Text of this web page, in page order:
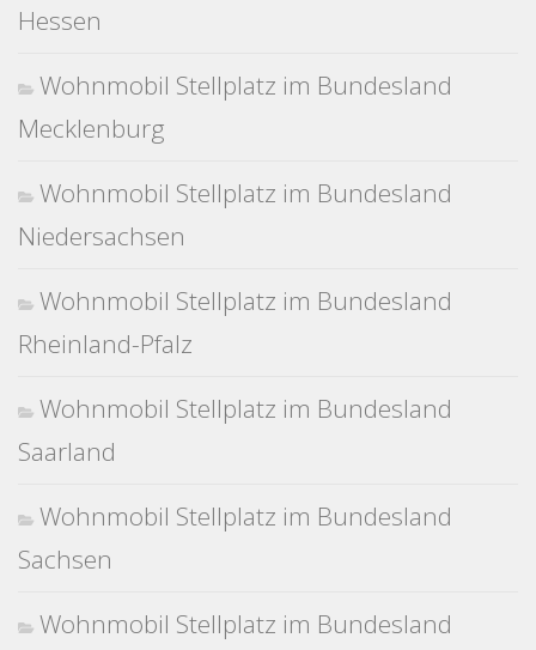
Hessen
Wohnmobil Stellplatz im Bundesland
Mecklenburg
Wohnmobil Stellplatz im Bundesland
Niedersachsen
Wohnmobil Stellplatz im Bundesland
Rheinland-Pfalz
Wohnmobil Stellplatz im Bundesland
Saarland
Wohnmobil Stellplatz im Bundesland
Sachsen
Wohnmobil Stellplatz im Bundesland